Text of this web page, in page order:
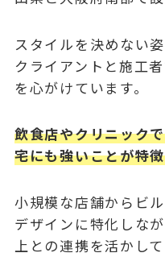
スタイルを決めない
クライアントと施工
を心がけています。
飲食店やクリニック
宅にも強いことが特
小規模な店舗からビ
デザインに特化しな
上との連携を活かして